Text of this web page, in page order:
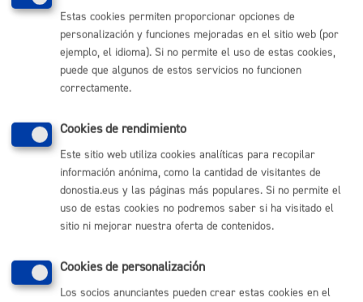
Registros
Volver al índice
Comunícate con el Ayuntamiento de Donostia / San
Sebastián
(gratuito desde Donostia / San Sebastián)
(+34) 943 481 000
Informar de un error en la web
Estas cookies permiten proporcionar opciones de
personalización y funciones mejoradas en el sitio web (por
ejemplo, el idioma). Si no permite el uso de estas cookies,
puede que algunos de estos servicios no funcionen
correctamente.
Cookies de rendimiento
Este sitio web utiliza cookies analíticas para recopilar
información anónima, como la cantidad de visitantes de
donostia.eus y las páginas más populares. Si no permite el
uso de estas cookies no podremos saber si ha visitado el
sitio ni mejorar nuestra oferta de contenidos.
Cookies de personalización
Los socios anunciantes pueden crear estas cookies en el